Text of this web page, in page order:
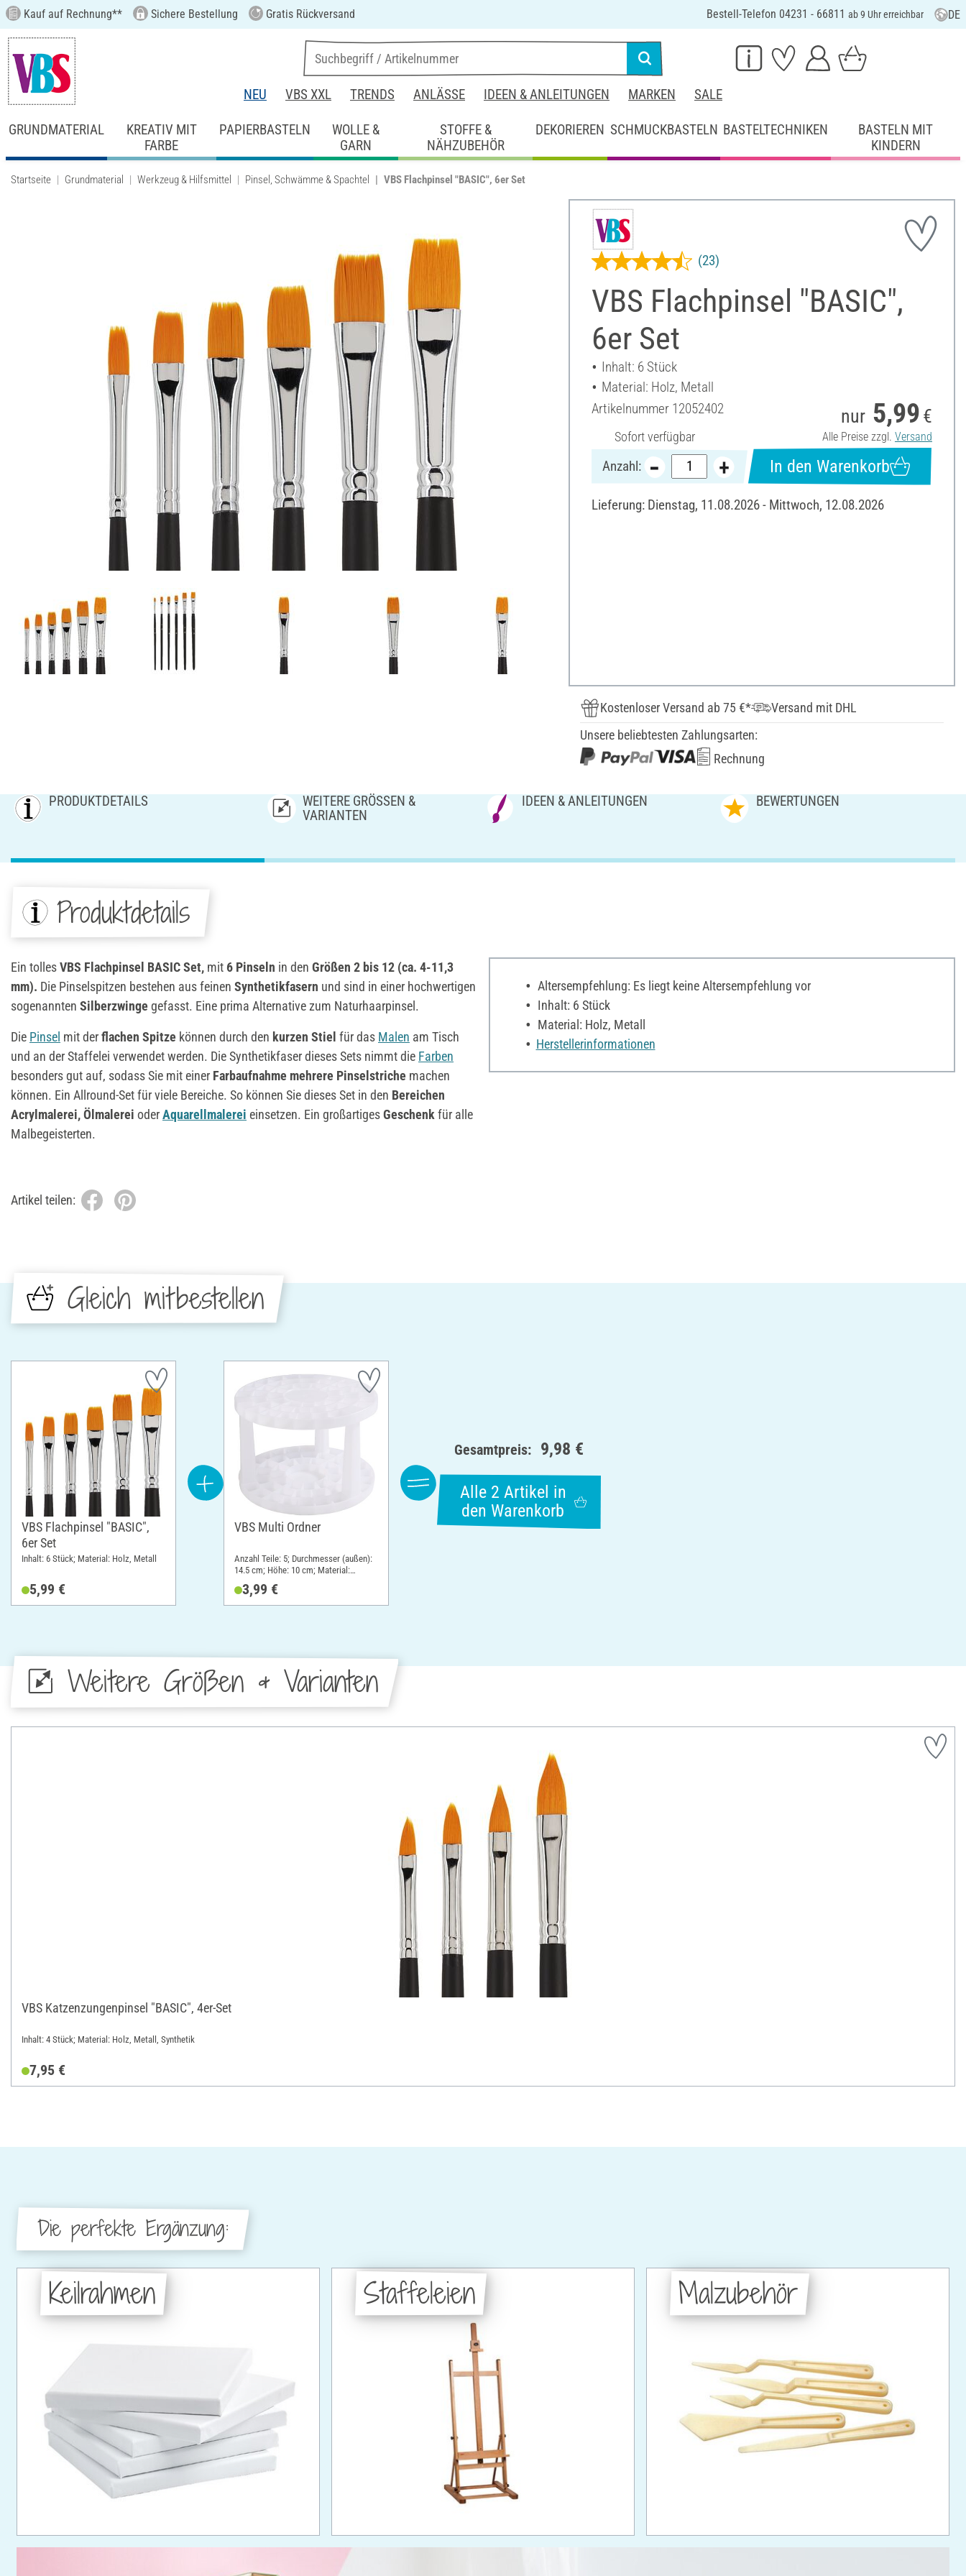
Kauf auf Rechnung** Sichere Bestellung Gratis Rückversand Bestell-Telefon 04231 - 66811 ab 9 Uhr erreichbar DE
NEU VBS XXL TRENDS ANLÄSSE IDEEN & ANLEITUNGEN MARKEN SALE
GRUNDMATERIAL
KREATIV MIT
FARBE
PAPIERBASTELN
WOLLE &
GARN
STOFFE &
NÄHZUBEHÖR
DEKORIEREN SCHMUCKBASTELN BASTELTECHNIKEN
BASTELN MIT
KINDERN
Startseite Grundmaterial Werkzeug & Hilfsmittel Pinsel, Schwämme & Spachtel VBS Flachpinsel "BASIC", 6er Set
VBS Flachpinsel "BASIC",
6er Set
(23)
Inhalt: 6 Stück
Material: Holz, Metall
Artikelnummer 12052402
Sofort verfügbar
nur 5,99 €
Alle Preise zzgl. Versand
Anzahl: In den Warenkorb
Lieferung: Dienstag, 11.08.2026 - Mittwoch, 12.08.2026
Kostenloser Versand ab 75 €*
Versand mit DHL
Unsere beliebtesten Zahlungsarten:
Rechnung
PRODUKTDETAILS
WEITERE GRÖSSEN & V
ARIANTEN
IDEEN & ANLEITUNGEN BEWERTUNGEN
Produktdetails
Ein tollesVBS Flachpinsel BASIC Set, mit 6 Pinseln in den Größen 2 bis 12 (ca. 4-11,3
mm). Die Pinselspitzen bestehen aus feinen Synthetikfasern und sind in einer hochwertigen
sogenannten Silberzwinge gefasst. Eine prima Alternative zum Naturhaarpinsel.
Die Pinsel mit derflachen Spitze können durch den kurzen Stiel für das Malen am Tisch
und an der Staffelei verwendet werden. Die Synthetikfaser dieses Sets nimmt die Farben
besonders gut auf, sodass Sie mit einer Farbaufnahme mehrere Pinselstriche machen
können. Ein Allround-Set für viele Bereiche. So können Sie dieses Set in den Bereichen
Acrylmalerei,Ölmalerei oderAquarellmalerei einsetzen. Ein großartigesGeschenk für alle
Malbegeisterten.
Altersempfehlung: Es liegt keine Altersempfehlung vor
Inhalt: 6 Stück
Material: Holz, Metall
Herstellerinformationen
Artikel teilen:
Gleich mitbestellen
VBS Flachpinsel "BASIC",
6er Set
Inhalt: 6 Stück; Material: Holz, Metall
5,99 €
VBS Multi Ordner
Anzahl Teile: 5; Durchmesser (außen):
14.5 cm; Höhe: 10 cm; Material:
3,99 €
Gesamtpreis: 9,98 €
Alle 2 Artikel in
den Warenkorb
Weitere Größen & Varianten
VBS Katzenzungenpinsel "BASIC", 4er-Set
Inhalt: 4 Stück; Material: Holz, Metall, Synthetik
7,95 €
Die perfekte Ergänzung:
Keilrahmen Staffeleien Malzubehör